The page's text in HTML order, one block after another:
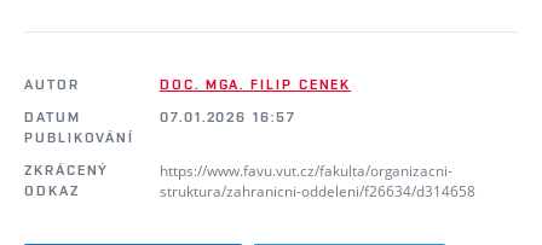
AUTOR
DOC. MGA. FILIP CENEK
DATUM
PUBLIKOVÁNÍ
07.01.2026 16:57
ZKRÁCENÝ
ODKAZ
https://www.favu.vut.cz/fakulta/organizacni-
struktura/zahranicni-oddeleni/f26634/d314658